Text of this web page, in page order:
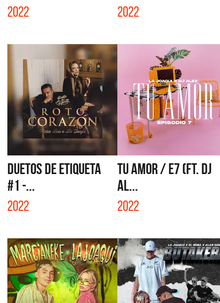
2022 2022
DUETOS DE ETIQUETA
#1 -...
2022
TU AMOR / E7 (FT. DJ
AL...
2022